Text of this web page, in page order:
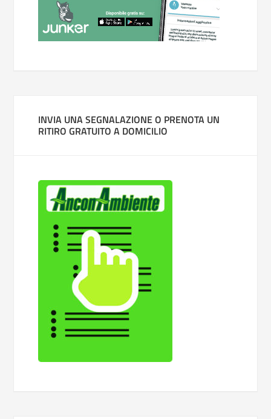
INVIA UNA SEGNALAZIONE O PRENOTA UN
RITIRO GRATUITO A DOMICILIO